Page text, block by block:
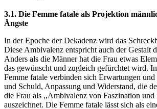
3.1. Die Femme fatale als Projektion
Ängste
In der Epoche der Dekadenz wird das
Diese Ambivalenz entspricht auch der Gestalt
Anders als die Männer hat die Frau etwas
das gewünscht und zugleich gefürchtet wird.
Femme fatale verbinden sich Erwartungen
und Schuld, Anpassung und Widerstand, die
die Frau als ,,Ambivalenz von Faszination
auszeichnet. Die Femme fatale lässt sich als